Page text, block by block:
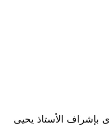
بإشراف الأستاذ يحيى